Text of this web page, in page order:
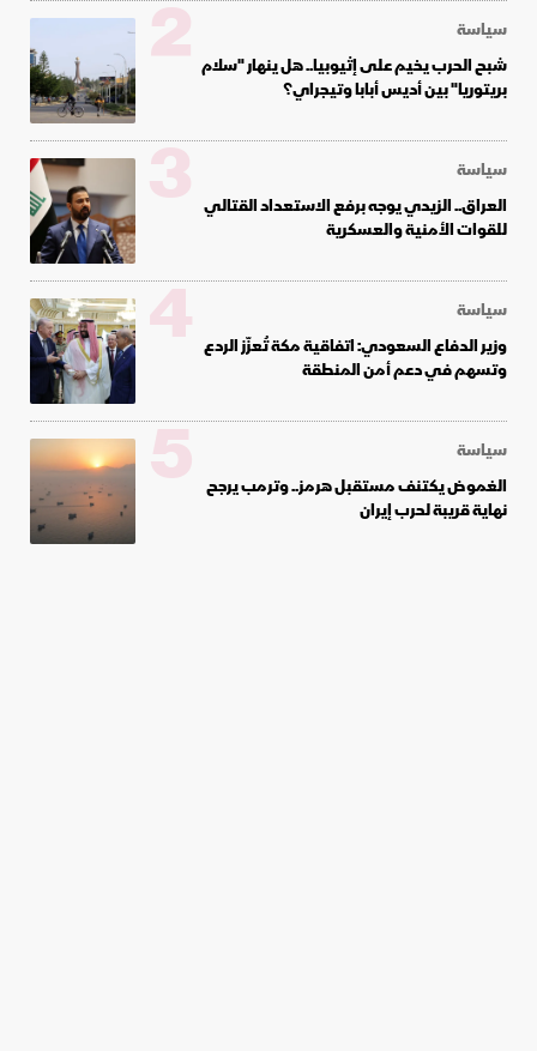
سياسة
شبح الحرب يخيم على إثيوبيا.. هل ينهار "سلام
بريتوريا" بين أديس أبابا وتيجراي؟
2
سياسة
العراق.. الزيدي يوجه برفع الاستعداد القتالي
للقوات الأمنية والعسكرية
3
سياسة
وزير الدفاع السعودي: اتفاقية مكة تُعزّز الردع
وتسهم في دعم أمن المنطقة
4
سياسة
الغموض يكتنف مستقبل هرمز.. وترمب يرجح
نهاية قريبة لحرب إيران
5